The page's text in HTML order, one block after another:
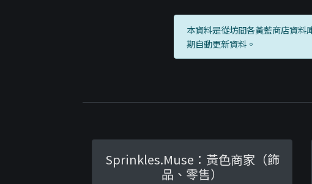
本資料是從坊間各黃藍商店資料
期自動更新資料。
Sprinkles.Muse：黃色商家（飾
品、零售）